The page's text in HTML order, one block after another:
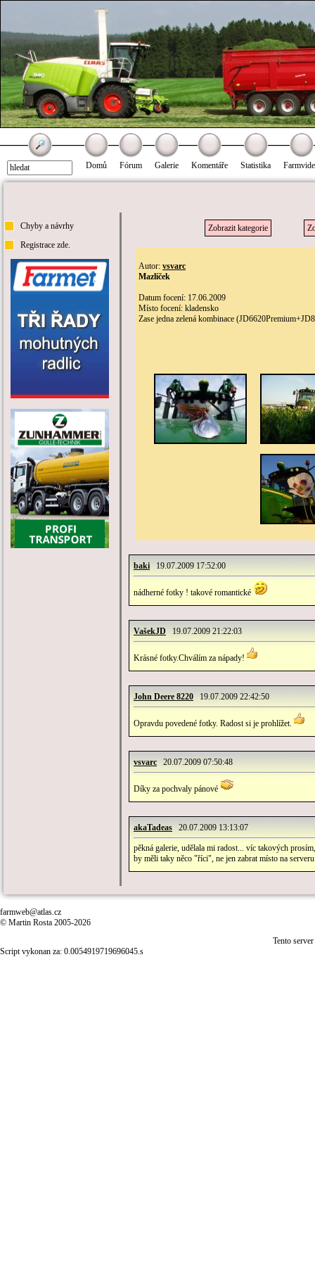
Domů Fórum Galerie Komentáře Statistika
Chyby a návrhy
Registrace zde.
Zobrazit kategorie
Autor: vsvarc
Mazlíček
Datum focení: 17.06.2009
Místo focení: kladensko
Zase jedna zelená kombinace
baki 19.07.2009 17:52:00
nádherné fotky ! takové romantické
VašekJD 19.07.2009 21:22:03
Krásné fotky.Chválím za nápady!
John Deere 8220 19.07.2009 22:42:50
Opravdu povedené fotky. Radost si je prohlížet.
vsvarc 20.07.2009 07:50:48
Díky za pochvaly pánové
akaTadeas 20.07.2009 13:13:07
pěkná galerie, udělala mi radost... víc takových
by měli taky něco "říci", ne jen zabrat místo na
farmweb@atlas.cz
© Martin Rosta 2005-2026
Tento
Script vykonan za: 0.0054919719696045.s